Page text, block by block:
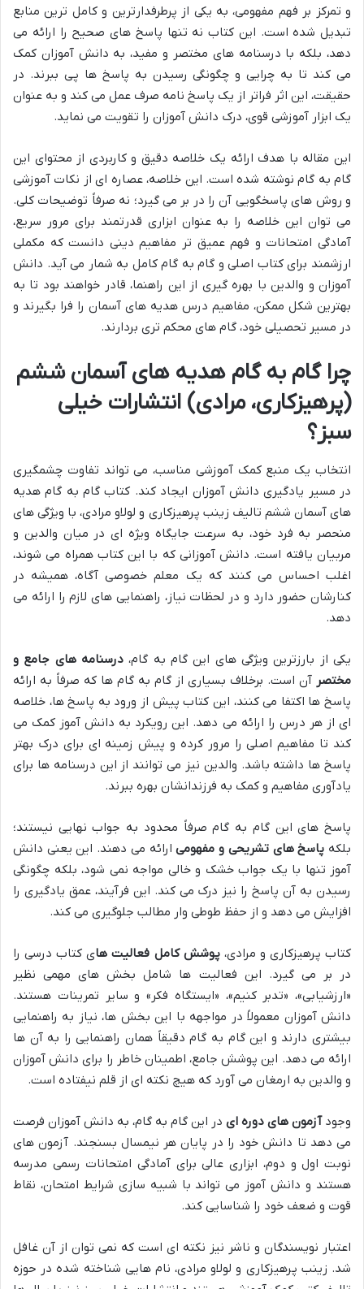
و تمرکز بر فهم مفهومی، به یکی از پرطرفدارترین و کامل ترین منابع
تبدیل شده است. این کتاب نه تنها پاسخ های صحیح را ارائه می
دهد، بلکه با درسنامه های مختصر و مفید، به دانش آموزان کمک
می کند تا به چرایی و چگونگی رسیدن به پاسخ ها پی ببرند. در
حقیقت، این اثر فراتر از یک پاسخ نامه صرف عمل می کند و به عنوان
یک ابزار آموزشی قوی، درک دانش آموزان را تقویت می نماید.
این مقاله با هدف ارائه یک خلاصه دقیق و کاربردی از محتوای این
گام به گام نوشته شده است. این خلاصه، عصاره ای از نکات آموزشی
و روش های پاسخگویی آن را در بر می گیرد؛ نه صرفاً توضیحات کلی.
می توان این خلاصه را به عنوان ابزاری قدرتمند برای مرور سریع،
آمادگی امتحانات و فهم عمیق تر مفاهیم دینی دانست که مکملی
ارزشمند برای کتاب اصلی و گام به گام کامل به شمار می آید. دانش
آموزان و والدین با بهره گیری از این راهنما، قادر خواهند بود تا به
بهترین شکل ممکن، مفاهیم درس هدیه های آسمان را فرا بگیرند و
در مسیر تحصیلی خود، گام های محکم تری بردارند.
چرا گام به گام هدیه های آسمان ششم
(پرهیزکاری، مرادی) انتشارات خیلی
سبز؟
انتخاب یک منبع کمک آموزشی مناسب، می تواند تفاوت چشمگیری
در مسیر یادگیری دانش آموزان ایجاد کند. کتاب گام به گام هدیه
های آسمان ششم تالیف زینب پرهیزکاری و لولاو مرادی، با ویژگی های
منحصر به فرد خود، به سرعت جایگاه ویژه ای در میان والدین و
مربیان یافته است. دانش آموزانی که با این کتاب همراه می شوند،
اغلب احساس می کنند که یک معلم خصوصی آگاه، همیشه در
کنارشان حضور دارد و در لحظات نیاز، راهنمایی های لازم را ارائه می
دهد.
یکی از بارزترین ویژگی های این گام به گام، درسنامه های جامع و
مختصر آن است. برخلاف بسیاری از گام به گام ها که صرفاً به ارائه
پاسخ ها اکتفا می کنند، این کتاب پیش از ورود به پاسخ ها، خلاصه
ای از هر درس را ارائه می دهد. این رویکرد به دانش آموز کمک می
کند تا مفاهیم اصلی را مرور کرده و پیش زمینه ای برای درک بهتر
پاسخ ها داشته باشد. والدین نیز می توانند از این درسنامه ها برای
یادآوری مفاهیم و کمک به فرزندانشان بهره ببرند.
پاسخ های این گام به گام صرفاً محدود به جواب نهایی نیستند؛
بلکه پاسخ های تشریحی و مفهومیارائه می دهند. این یعنی دانش
آموز تنها با یک جواب خشک و خالی مواجه نمی شود، بلکه چگونگی
رسیدن به آن پاسخ را نیز درک می کند. این فرآیند، عمق یادگیری را
افزایش می دهد و از حفظ طوطی وار مطالب جلوگیری می کند.
کتاب پرهیزکاری و مرادی،پوشش کامل فعالیت های کتاب درسی را
در بر می گیرد. این فعالیت ها شامل بخش های مهمی نظیر
«ارزشیابی»، «تدبر کنیم»، «ایستگاه فکر» و سایر تمرینات هستند.
دانش آموزان معمولاً در مواجهه با این بخش ها، نیاز به راهنمایی
بیشتری دارند و این گام به گام دقیقاً همان راهنمایی را به آن ها
ارائه می دهد. این پوشش جامع، اطمینان خاطر را برای دانش آموزان
و والدین به ارمغان می آورد که هیچ نکته ای از قلم نیفتاده است.
وجودآزمون های دوره ای در این گام به گام، به دانش آموزان فرصت
می دهد تا دانش خود را در پایان هر نیمسال بسنجند. آزمون های
نوبت اول و دوم، ابزاری عالی برای آمادگی امتحانات رسمی مدرسه
هستند و دانش آموز می تواند با شبیه سازی شرایط امتحان، نقاط
قوت و ضعف خود را شناسایی کند.
اعتبار نویسندگان و ناشر نیز نکته ای است که نمی توان از آن غافل
شد. زینب پرهیزکاری و لولاو مرادی، نام هایی شناخته شده در حوزه